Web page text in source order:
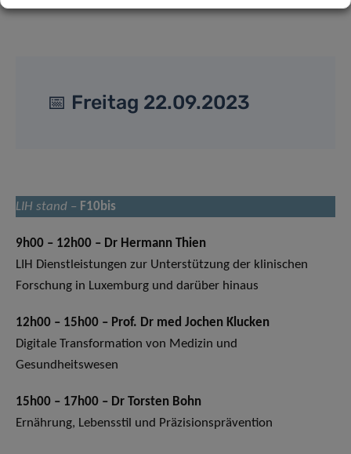
📅 Freitag 22.09.2023
LIH stand – F10bis
9h00 – 12h00 – Dr Hermann Thien
LIH Dienstleistungen zur Unterstützung der klinischen
Forschung in Luxemburg und darüber hinaus
12h00 – 15h00 – Prof. Dr med Jochen Klucken
Digitale Transformation von Medizin und
Gesundheitswesen
15h00 – 17h00 – Dr Torsten Bohn
Ernährung, Lebensstil und Präzisionsprävention